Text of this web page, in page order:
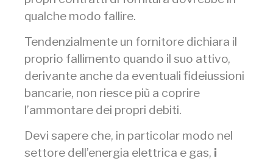
qualche modo fallire.
Tendenzialmente un fornitore dichiara il
proprio fallimento quando il suo attivo,
derivante anche da eventuali fideiussioni
bancarie, non riesce più a coprire
l’ammontare dei propri debiti.
Devi sapere che, in particolar modo nel
settore dell’energia elettrica e gas, i